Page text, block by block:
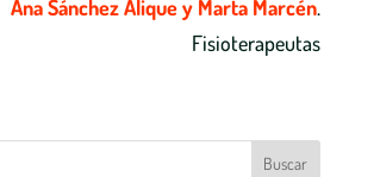
Ana Sánchez Alique y Marta Marcén.
Fisioterapeutas